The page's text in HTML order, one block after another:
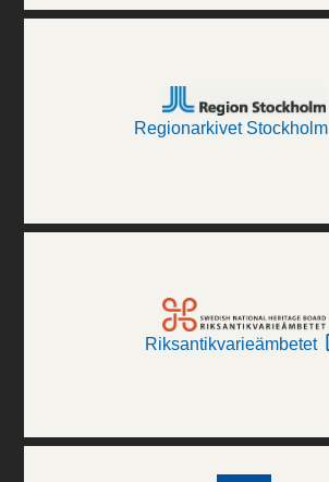
Regionarkivet Stockholm
Riksantikvarieämbetet